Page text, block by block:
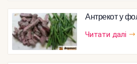
Антрекот у
Читати далі